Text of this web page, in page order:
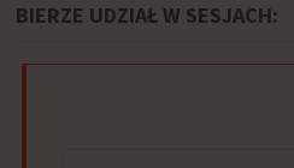
BIERZE UDZIAŁ W SESJACH: